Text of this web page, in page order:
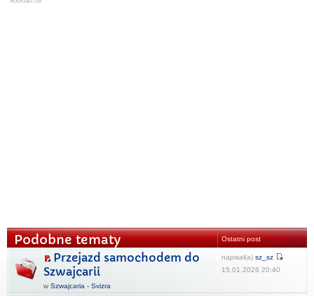
Podobne tematy Ostatni post
Przejazd samochodem do
Szwajcarii
w Szwajcaria - Svizra
napisał(a) sz_sz
15.01.2026 20:40